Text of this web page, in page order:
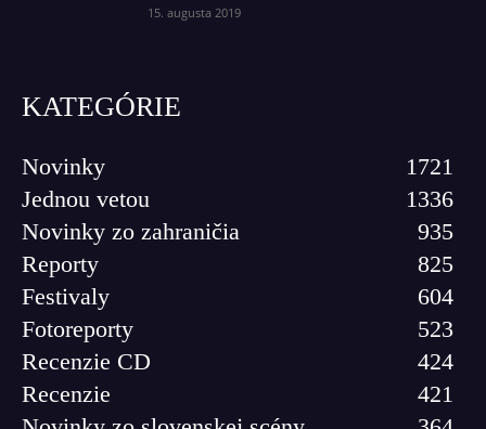
15. augusta 2019
KATEGÓRIE
Novinky
1721
Jednou vetou
1336
Novinky zo zahraničia
935
Reporty
825
Festivaly
604
Fotoreporty
523
Recenzie CD
424
Recenzie
421